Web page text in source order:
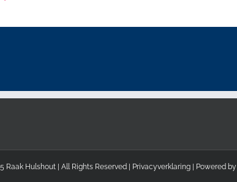
Raak Hulshout | All Rights Reserved | Privacyverklaring| Powered by